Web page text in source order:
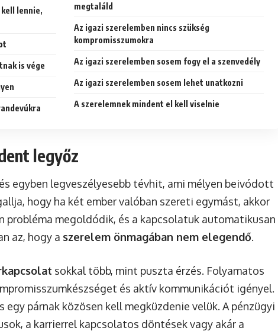
lennie,
is vége
megtaláld
Az igazi szerelemben nincs szükség
kompromisszumokra
Az igazi szerelemben sosem fogy el a szenvedély
Az igazi szerelemben sosem lehet unatkozni
A szerelemnek mindent el kell viselnie
legyőz
egyben legveszélyesebb tévhit, ami mélyen beivódott
hogy ha két ember valóban szereti egymást, akkor
probléma megoldódik, és a kapcsolatuk automatikusan
az, hogy a szerelem önmagában nem elegendő.
sokkal több, mint puszta érzés. Folyamatos
és aktív kommunikációt igényel.
egy párnak közösen kell megküzdenie velük. A pénzügyi
a karrierrel kapcsolatos döntések vagy akár a